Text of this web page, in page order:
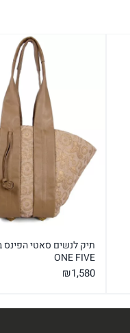
ONE FIVE
₪1,580